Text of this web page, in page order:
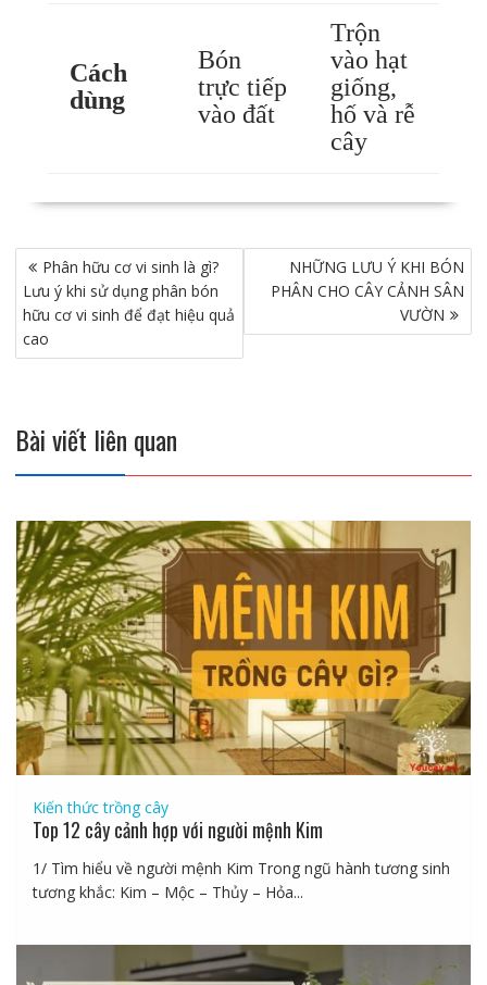
Cách
dùng
Bón
trực tiếp
vào đất
Trộn
vào hạt
giống,
hố và rễ
cây
Điều
hướng
bài
viết
Phân hữu cơ vi sinh là gì?
Lưu ý khi sử dụng phân bón
hữu cơ vi sinh để đạt hiệu quả
cao
NHỮNG LƯU Ý KHI BÓN
PHÂN CHO CÂY CẢNH SÂN
VƯỜN
Bài viết liên quan
Kiến thức trồng cây
Top 12 cây cảnh hợp với người mệnh Kim
1/ Tìm hiểu về người mệnh Kim Trong ngũ hành tương sinh
tương khắc: Kim – Mộc – Thủy – Hỏa...